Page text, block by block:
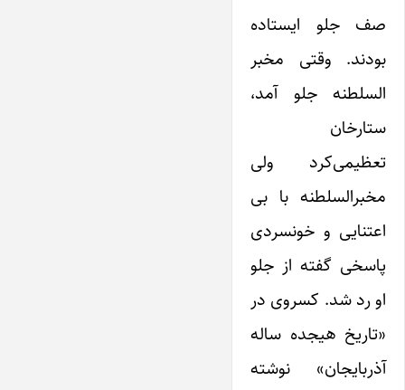
صف جلو ایستاده
بودند. وقتی مخبر
السلطنه جلو آمد،
ستارخان
تعظیمی‌کرد ولی
مخبرالسلطنه با بی
اعتنایی و خونسردی
پاسخی گفته از جلو
او رد شد. کسروی در
«تاریخ هیجده ساله
آذربایجان» نوشته